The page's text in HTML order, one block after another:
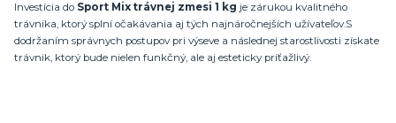
Investícia do Sport Mix trávnej zmesi 1 kg je zárukou kvalitného
trávnika, ktorý splní očakávania aj tých najnáročnejších užívateľov.S
dodržaním správnych postupov pri výseve a následnej starostlivosti získate
trávnik, ktorý bude nielen funkčný, ale aj esteticky príťažlivý.